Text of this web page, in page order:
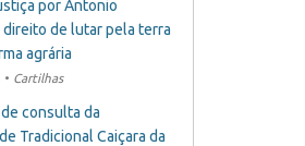
por Antonio
direito de lutar pela terra
agrária
Cartilhas
consulta da
Tradicional Caiçara da